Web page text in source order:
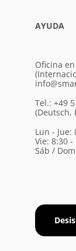
AYUDA
Oficina
Tel.: +49
(Deutsch,
Lun - Jue:
Vie: 8:30 -
Sáb /